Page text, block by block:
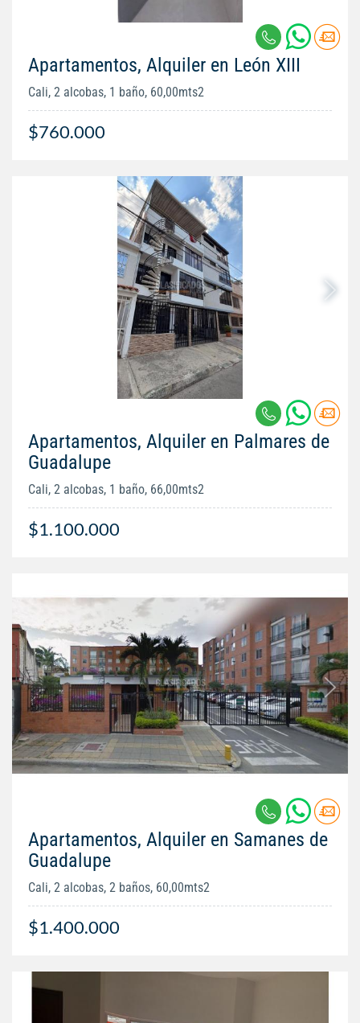
Apartamentos, Alquiler en León XIII
Cali, 2 alcobas, 1 baño, 60,00mts2
$760.000
Apartamentos, Alquiler en Palmares de
Guadalupe
Cali, 2 alcobas, 1 baño, 66,00mts2
$1.100.000
Apartamentos, Alquiler en Samanes de
Guadalupe
Cali, 2 alcobas, 2 baños, 60,00mts2
$1.400.000